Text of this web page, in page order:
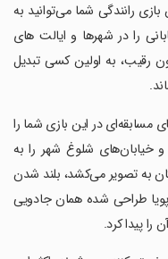
رانندگی شما می‌توانید به
را در شهرها و ایالت های
رقیب، به اولین کسی تبدیل
در این بازی شما را
و خیابان‌های شلوغ شهر را به
به تصویر می‌کشد، بلند شدن
طراحی شده همان جادویی
پیدا کرد.